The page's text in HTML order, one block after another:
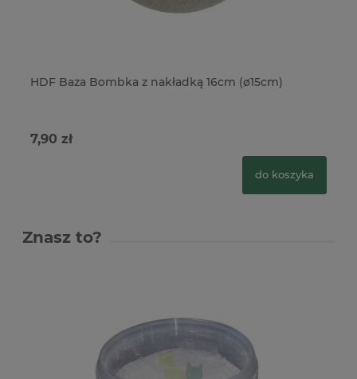
HDF Baza Bombka z nakładką 16cm (ø15cm)
7,90 zł
do koszyka
Znasz to?